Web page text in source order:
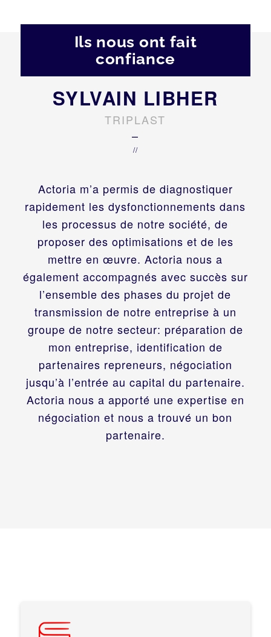
Ils nous ont fait
confiance
Actoria m’a permis de diagnostiquer
rapidement les dysfonctionnements dans
les processus de notre société, de
proposer des optimisations et de les
mettre en œuvre. Actoria nous a
également accompagnés avec succès sur
l’ensemble des phases du projet de
transmission de notre entreprise à un
groupe de notre secteur: préparation de
mon entreprise, identification de
partenaires repreneurs, négociation
jusqu’à l’entrée au capital du partenaire.
Actoria nous a apporté une expertise en
négociation et nous a trouvé un bon
partenaire.
SYLVAIN LIBHER
TRIPLAST
–
//